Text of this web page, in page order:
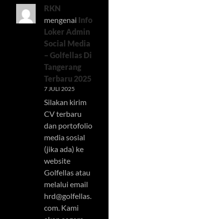
RKN
mengenai Info
Loker Admin
Social Media
– Golfellas Di
Tangerang
Terbaru 2025
7 JULI 2025
Silakan kirim
CV terbaru
dan portofolio
media sosial
(jika ada) ke
website
Golfellas atau
melalui email
hrd@golfellas.
com. Kami